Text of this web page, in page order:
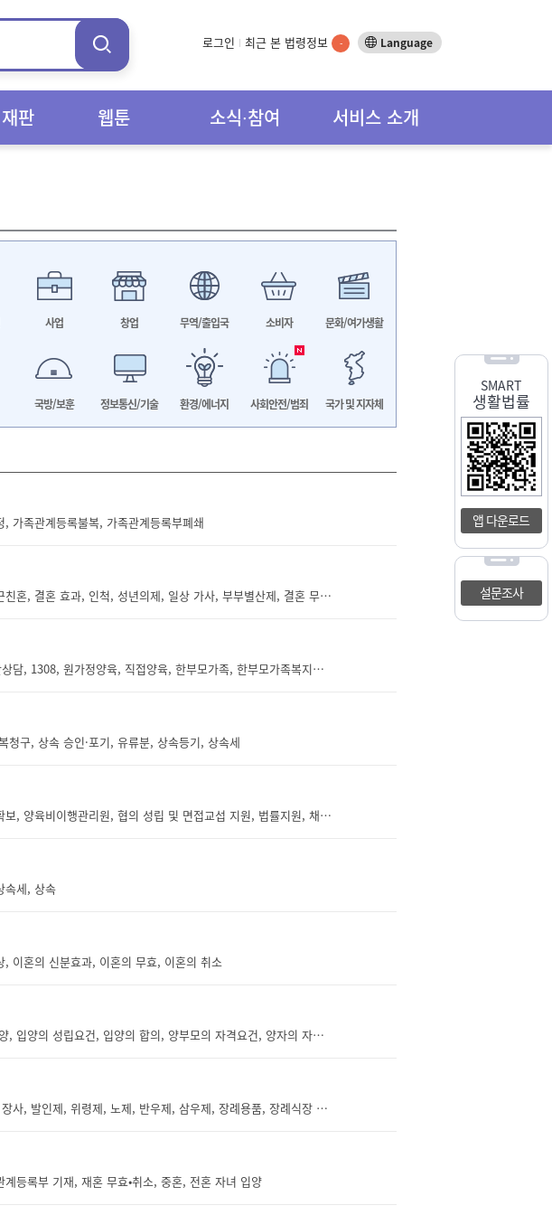
로그인 최근 본 법령정보 - Language
판 웹툰 소식∙참여 서비스 소개
SMART
생활법률
앱 다운로드
설문조사
사업 창업 무역/출입국 소비자 문화/여가생활
국방/보훈 정보통신/기술 환경/에너지 사회안전/범죄 국가 및 지자체
가족관계등록불복, 가족관계등록부폐쇄
결혼, 혼인, 혼인 적령, 결혼 나이, 결혼 동의, 미성년자, 근친혼, 결혼 효과, 인척, 성년의제, 일상 가사, 부부별산제, 결혼 무효, 결혼 취소, 혼인무효소송, 혼인취소소송, 사기 결혼, 법원, 조정, 손해배상, 위자료, 약혼, 약혼 성립요건, 약혼 연령, 약혼 나이, 약혼 효과, 약혼 해제, 파혼, 파혼 사유, 예물 반환, 결혼 자금, 결혼 비용, 근로복지공단, 혼례비 융자, 대출, 한도, 이자, 금리, 결혼식, 결혼 지원, 공공예식장, 무료예식장, 대관, 대관료, 결혼장려금, 결혼지원금, 결혼축하금, 결혼보조금, 신혼특공, 특별공급, 주택, 예비신혼부부, 전세임대, 전세, 월세, 기금e든든, 신혼집, 부동산, 계약, 주택, 매매, 계약서, 전입신고, 확정일자, 부부공동명의, 등기, 결혼준비, 결혼준
보호출산, 위기임산부, 위기임신, 위기임신상담, 보호출산상담, 1308, 원가정양육, 직접양육, 한부모가족, 한부모가족복지시설, 산전후지원, 산후조리도우미, 출산후아동보호, 출산지원, 지역상담기관, 비식별화, 익명출산, 익명진료, 사회보장관리번호, 임산부확인서, 산전검진, 보호출산비용, 숙려기간, 임산부진료기록, 출생정보, 출생통보, 출생신고, 출생확인서, 성본창설, 가족관계등록부기록, 아동보호신청, 아동인도, 입양, 친권정지, 긴급보호비, 출생증서공개, 생모정보, 생부정보, 아동권리보장원
구, 상속 승인·포기, 유류분, 상속등기, 상속세
양육비, 양육비 부담의무, 양육비 산정기준, 양육비 이행확보, 양육비이행관리원, 협의 성립 및 면접교섭 지원, 법률지원, 채권 추심지원, 양육비 지급 이행 강제의 방법, 한시적 양육비 긴급지원, 양육비 채무 불이행자에 대한 제재
속세, 상속
이혼의 신분효과, 이혼의 무효, 이혼의 취소
입양, 일반양자, 친양자, 보호대상아동, 국내입양, 국제입양, 입양의 성립요건, 입양의 합의, 양부모의 자격요건, 양자의 자격요건, 친권자, 법정대리인, 피성년후견인, 성년후견인, 입양의 동의, 입양의 승낙, 친권상실, 입양아동에 관한 교육, 입양아동 인도와 보고, 입양정보의 제공, 사후서비스 제공, 입양절차, 입양의 신고절차, 입양신고의 심사, 입양신고서, 가정법원의 허가, 입양의 효과, 양자의 성과 본, 입양의 무효, 입양의 취소, 파양, 협의상 파양, 재판상 파양, 양육보조금, 결연, 국제입양아동보고서, 입양허가, 입양교육, 소송 절차의 승계, 입양취소의 원인
장례, 장례식, 장례식장, 장례 지원, 무연고 사망자, 상례, 장사, 발인제, 위령제, 노제, 반우제, 삼우제, 장례용품, 장례식장 이용, 상조, 상조업체, 상조서비스, 선불식 할부거래, 선불식 할부계약, 사망, 사망신고, 사망신고 의무자, 사망진단서, 시체검안서, 화장, 화장시기, 화장신고, 화장장소, 화장방법, 개장, 화장시설, 공설화장시설, 사설화장시설, 사용료, 봉안, 봉안시설, 공설봉안시설, 사설봉안시설, 자연장, 자연장지, 공설자연장지, 사설자연장지, 매장, 매장시기, 매장신고, 매장장소, 매장방법, 개장신고, 묘지, 공설묘지, 분묘, 설치기간, 사설묘지, 개인묘지, 가족묘지, 법인묘지
등록부 기재, 재혼 무효•취소, 중혼, 전혼 자녀 입양